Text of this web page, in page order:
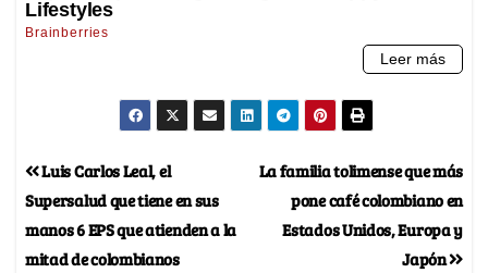
La familia tolimense que más
pone café colombiano en
Estados Unidos, Europa y
Japón
Luis Carlos Leal, el
Supersalud que tiene en sus
manos 6 EPS que atienden a la
mitad de colombianos